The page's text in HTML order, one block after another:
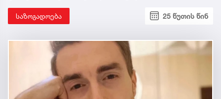
საზოგადოება 25 წუთის წინ